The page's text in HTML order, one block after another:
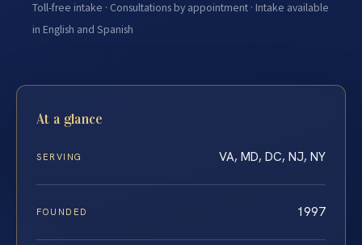
Toll-free intake · Consultations by appointment · Intake available
in English and Spanish
At a glance
SERVING VA, MD, DC, NJ, NY
FOUNDED 1997